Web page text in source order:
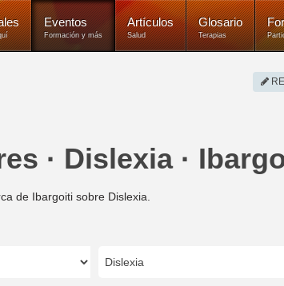
Eventos
Formación y más
Artículos
Salud
Glosario
Terapias
· Dislexia ·
de Ibargoiti sobre Dislexia.
Dislexia